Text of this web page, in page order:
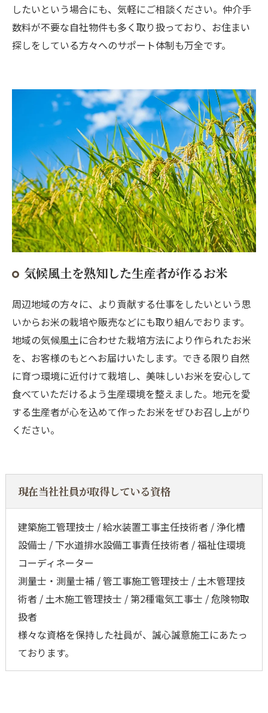
したいという場合にも、気軽にご相談ください。仲介手
数料が不要な自社物件も多く取り扱っており、お住まい
探しをしている方々へのサポート体制も万全です。
気候風土を熟知した生産者が作るお米
周辺地域の方々に、より貢献する仕事をしたいという思
いからお米の栽培や販売などにも取り組んでおります。
地域の気候風土に合わせた栽培方法により作られたお米
を、お客様のもとへお届けいたします。できる限り自然
に育つ環境に近付けて栽培し、美味しいお米を安心して
食べていただけるよう生産環境を整えました。地元を愛
する生産者が心を込めて作ったお米をぜひお召し上がり
ください。
現在当社社員が取得している資格
建築施工管理技士 / 給水装置工事主任技術者 / 浄化槽
設備士 / 下水道排水設備工事責任技術者 / 福祉住環境
コーディネーター
測量士・測量士補 / 管工事施工管理技士 / 土木管理技
術者 / 土木施工管理技士 / 第2種電気工事士 / 危険物取
扱者
様々な資格を保持した社員が、誠心誠意施工にあたっ
ております。